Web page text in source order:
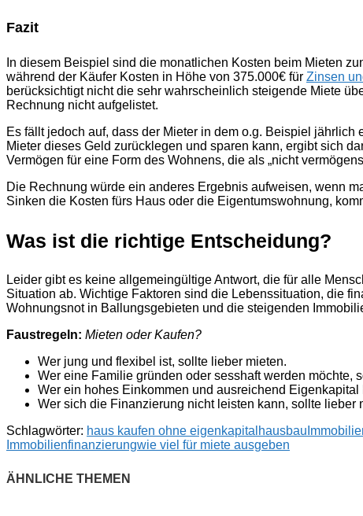
Fazit
In diesem Beispiel sind die monatlichen Kosten beim Mieten
während der Käufer Kosten in Höhe von 375.000€ für Zinsen
berücksichtigt nicht die sehr wahrscheinlich steigende Miete
Rechnung nicht aufgelistet.
Es fällt jedoch auf, dass der Mieter in dem o.g. Beispiel
Mieter dieses Geld zurücklegen und sparen kann, ergibt sich
Vermögen für eine Form des Wohnens, die als „nicht
Die Rechnung würde ein anderes Ergebnis aufweisen, wenn
Sinken die Kosten fürs Haus oder die Eigentumswohnung,
Was ist die richtige Entscheidung?
Leider gibt es keine allgemeingültige Antwort, die für alle
Situation ab. Wichtige Faktoren sind die Lebenssituation, die
Wohnungsnot in Ballungsgebieten und die steigenden
Faustregeln: Mieten oder Kaufen?
Wer jung und flexibel ist, sollte lieber mieten.
Wer eine Familie gründen oder sesshaft werden möchte,
Wer ein hohes Einkommen und ausreichend
Wer sich die Finanzierung nicht leisten kann, sollte lieber
Schlagwörter: haus kaufen ohne eigenkapital hausbau
Immobilienfinanzierungwie viel für miete ausgeben